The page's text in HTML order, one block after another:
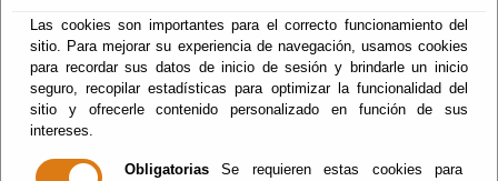
Las cookies son importantes para el correcto funcionamiento del
sitio. Para mejorar su experiencia de navegación, usamos cookies
para recordar sus datos de inicio de sesión y brindarle un inicio
seguro, recopilar estadísticas para optimizar la funcionalidad del
sitio y ofrecerle contenido personalizado en función de sus
intereses.
Obligatorias Se requieren estas cookies para
Escuchar
FIESTAS DE
SOPALMO 2026